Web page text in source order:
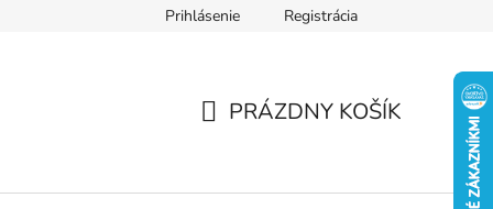
Prihlásenie Registrácia
KOŠÍK
PRÁZDNY KOŠÍK